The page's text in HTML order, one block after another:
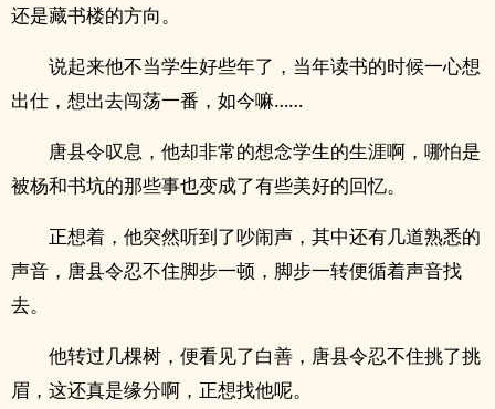
还是藏书楼的方向。
说起来他不当学生好些年了，当年读书的时候一心想
出仕，想出去闯荡一番，如今嘛……
唐县令叹息，他却非常的想念学生的生涯啊，哪怕是
被杨和书坑的那些事也变成了有些美好的回忆。
正想着，他突然听到了吵闹声，其中还有几道熟悉的
声音，唐县令忍不住脚步一顿，脚步一转便循着声音找
去。
他转过几棵树，便看见了白善，唐县令忍不住挑了挑
眉，这还真是缘分啊，正想找他呢。